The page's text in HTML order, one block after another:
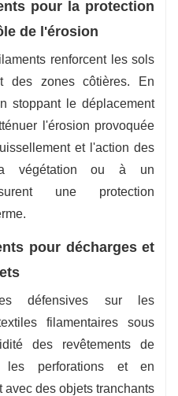
pour la protection
de l'érosion
renforcent les sols
des zones côtières. En
stoppant le déplacement
l'érosion provoquée
et l'action des
végétation ou à un
une protection
pour décharges et
défensives sur les
filamentaires sous
des revêtements de
les perforations et en
avec des objets tranchants